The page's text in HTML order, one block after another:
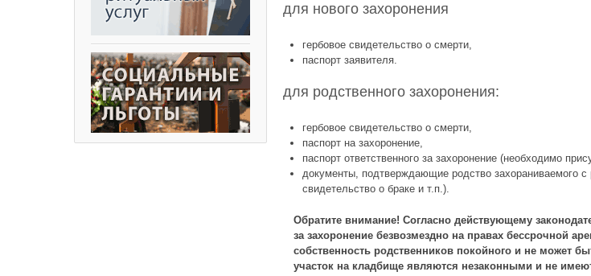
для нового захоронения
гербовое свидетельство о смерти,
паспорт заявителя.
для родственного захоронения:
гербовое свидетельство о смерти,
паспорт на захоронение,
паспорт ответственного за захоронение (необходимо
документы, подтверждающие родство захораниваемого
свидетельство о браке и т.п.).
Обратите внимание! Согласно действующему
за захоронение безвозмездно на правах бессрочной
собственность родственников покойного и не может
участок на кладбище являются незаконными и не